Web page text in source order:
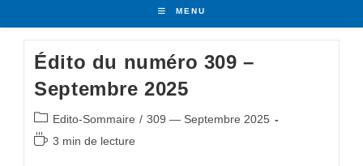
MENU
Édito du numéro 309 –
Septembre 2025
Post
category:
Edito-Sommaire / 309 — Septembre 2025
Temps3 min de lecture